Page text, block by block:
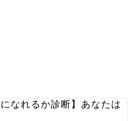
になれるか診断】あなたは